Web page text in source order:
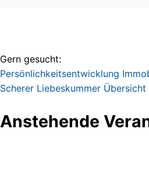
Gern gesucht:
Persönlichkeitsentwicklung
Scherer Liebeskummer Übersicht
Anstehende